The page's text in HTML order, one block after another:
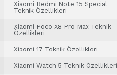
Xiaomi Redmi Note 15 Special
Teknik Özellikleri
Xiaomi Poco X8 Pro Max Teknik
Özellikleri
Xiaomi 17 Teknik Özellikleri
Xiaomi Watch 5 Teknik Özellikleri